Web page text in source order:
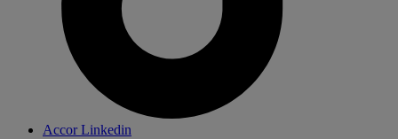
Accor Linkedin